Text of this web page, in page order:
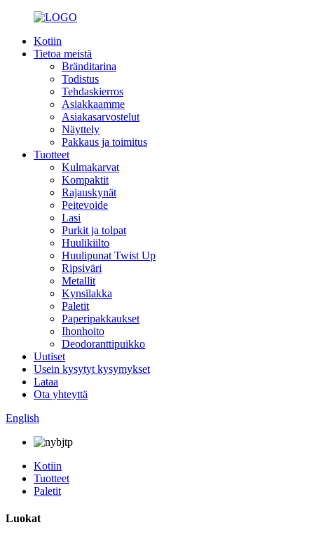
Kotiin
Tietoa meistä
Bränditarina
Todistus
Tehdaskierros
Asiakkaamme
Asiakasarvostelut
Näyttely
Pakkaus ja toimitus
Tuotteet
Kulmakarvat
Kompaktit
Rajauskynät
Peitevoide
Lasi
Purkit ja tolpat
Huulikiilto
Huulipunat Twist Up
Ripsiväri
Metallit
Kynsilakka
Paletit
Paperipakkaukset
Ihonhoito
Deodoranttipuikko
Uutiset
Usein kysytyt kysymykset
Lataa
Ota yhteyttä
English
Kotiin
Tuotteet
Paletit
Luokat